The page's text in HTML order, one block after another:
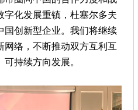
字化发展重镇，杜塞尔多夫
国创新型企业。我们将继续
网络，不断推动双方互利互
持续方向发展。